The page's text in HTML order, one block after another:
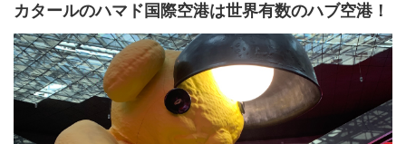
カタールのハマド国際空港は世界有数のハブ空港！